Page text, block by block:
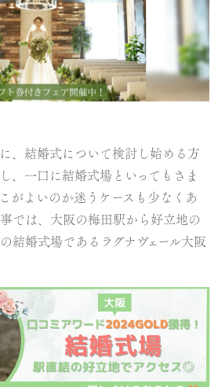
、結婚式について検討し始める方
、一口に結婚式場といってもさま
がよいのか迷うケースも少なくあ
では、大阪の梅田駅から好立地の
結婚式場であるラグナヴェール大阪